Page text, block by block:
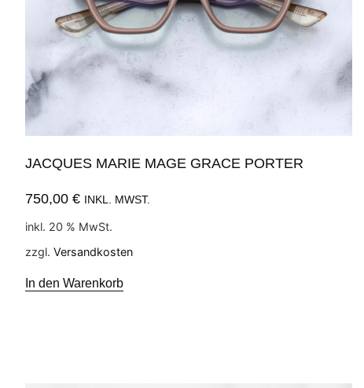
JACQUES MARIE MAGE GRACE PORTER
750,00 € INKL. MWST.
inkl. 20 % MwSt.
zzgl. Versandkosten
In den Warenkorb